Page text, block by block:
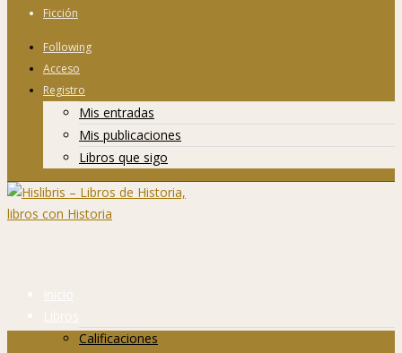
Ficción
Following
Acceso
Registro
Mis entradas
Mis publicaciones
Libros que sigo
Inicio
Libros
Calificaciones